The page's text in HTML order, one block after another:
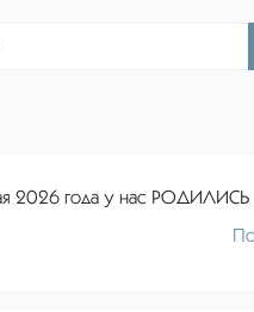
2026 года у нас